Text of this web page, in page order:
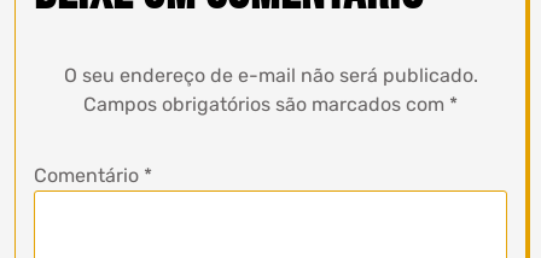
O seu endereço de e-mail não será publicado.
Campos obrigatórios são marcados com *
Comentário *